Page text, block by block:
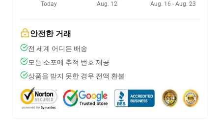
Today
Aug. 12
Aug. 16 - Aug. 23
안전한 거래
전 세계 어디든 배송
모든 소포에 추적 번호 제공
상품을 받지 못한 경우 전액 환불